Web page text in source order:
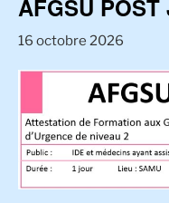
AFGSU POST
16 octobre 2026